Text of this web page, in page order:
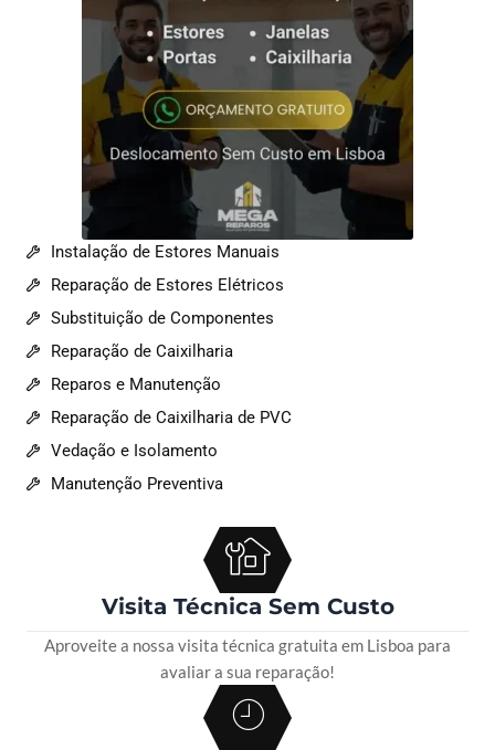
Instalação de Estores Manuais
Reparação de Estores Elétricos
Substituição de Componentes
Reparação de Caixilharia
Reparos e Manutenção
Reparação de Caixilharia de PVC
Vedação e Isolamento
Manutenção Preventiva
Visita Técnica Sem Custo
Aproveite a nossa visita técnica gratuita em Lisboa para
avaliar a sua reparação!